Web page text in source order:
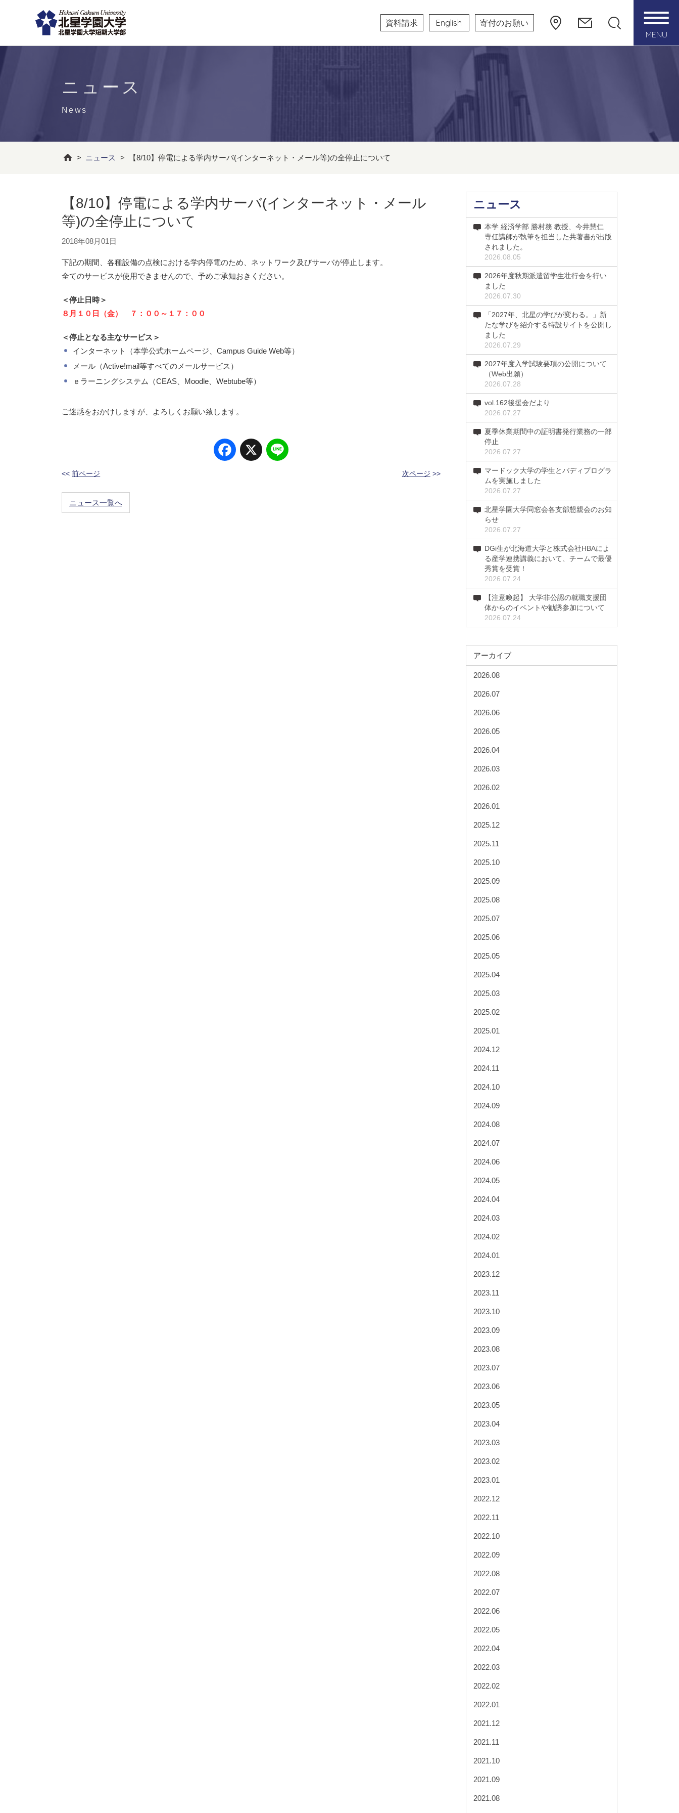
資料請求 English
寄付のお願い
MENU
ニュース
News
> ニュース > 【8/10】停電による学内サーバ(インターネット・メール等)の全停止について
【8/10】停電による学内サーバ(インターネット・メール
等)の全停止について
2018年08月01日
下記の期間、各種設備の点検における学内停電のため、ネットワーク及びサーバが停止します。
全てのサービスが使用できませんので、予めご承知おきください。
＜停止日時＞
８月１０日（金） ７：００～１７：００
＜停止となる主なサービス＞
インターネット（本学公式ホームページ、Campus Guide Web等）
メール（Active!mail等すべてのメールサービス）
ｅラーニングシステム（CEAS、Moodle、Webtube等）
ご迷惑をおかけしますが、よろしくお願い致します。
Facebook
X
<< 前ページ >>
次ページ
ニュース一覧へ
ニュース
本学 経済学部 勝村務 教授、今井慧仁
専任講師が執筆を担当した共著書が出版
されました。
2026.08.05
2026年度秋期派遣留学生壮行会を行い
ました
2026.07.30
「2027年、北星の学びが変わる。」新
たな学びを紹介する特設サイトを公開し
ました
2026.07.29
2027年度入学試験要項の公開について
（Web出願）
2026.07.28
vol.162後援会だより
2026.07.27
夏季休業期間中の証明書発行業務の一部
停止
2026.07.27
マードック大学の学生とバディプログラ
ムを実施しました
2026.07.27
北星学園大学同窓会各支部懇親会のお知
らせ
2026.07.27
DGi生が北海道大学と株式会社HBAによ
る産学連携講義において、チームで最優
秀賞を受賞！
2026.07.24
【注意喚起】 大学非公認の就職支援団
体からのイベントや勧誘参加について
2026.07.24
アーカイブ
2026.08
2026.07
2026.06
2026.05
2026.04
2026.03
2026.02
2026.01
2025.12
2025.11
2025.10
2025.09
2025.08
2025.07
2025.06
2025.05
2025.04
2025.03
2025.02
2025.01
2024.12
2024.11
2024.10
2024.09
2024.08
2024.07
2024.06
2024.05
2024.04
2024.03
2024.02
2024.01
2023.12
2023.11
2023.10
2023.09
2023.08
2023.07
2023.06
2023.05
2023.04
2023.03
2023.02
2023.01
2022.12
2022.11
2022.10
2022.09
2022.08
2022.07
2022.06
2022.05
2022.04
2022.03
2022.02
2022.01
2021.12
2021.11
2021.10
2021.09
2021.08